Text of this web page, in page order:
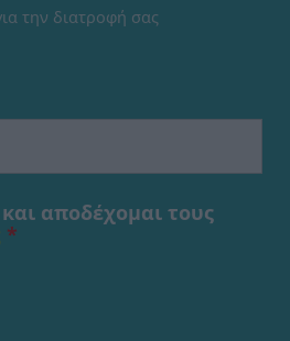
την διατροφή σας
αποδέχομαι τους
*